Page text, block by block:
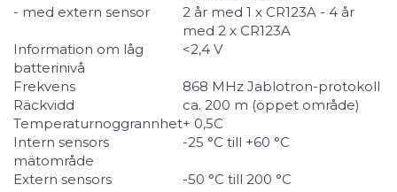
- med extern sensor
2 år med 1 x CR123A - 4 år
med 2 x CR123A
Information om låg
batterinivå
<2,4 V
Frekvens
868 MHz Jablotron-protokoll
Räckvidd
ca. 200 m (öppet område)
Temperaturnoggrannhet+ 0,5C
Intern sensors
mätområde
-25 °C till +60 °C
Extern sensors
-50 °C till 200 °C